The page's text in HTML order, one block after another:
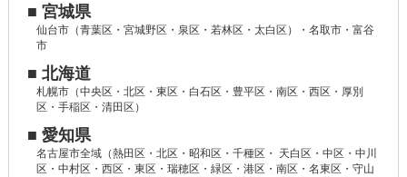
■ 宮城県
仙台市（青葉区・宮城野区・泉区・若林区・太白区）・名取市・富谷
市
■ 北海道
札幌市（中央区・北区・東区・白石区・豊平区・南区・西区・厚別
区・手稲区・清田区）
■ 愛知県
名古屋市全域（熱田区・北区・昭和区・千種区・ 天白区・中区・中川
区・中村区・西区・東区・瑞穂区・緑区・港区・南区・名東区・守山